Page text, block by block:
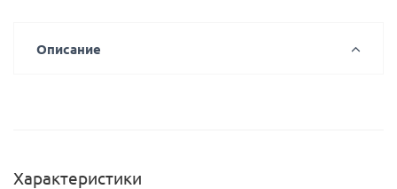
Описание
Характеристики